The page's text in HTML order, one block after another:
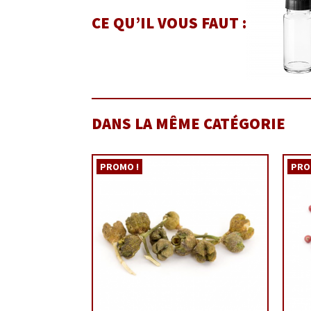
CE QU’IL VOUS FAUT :
DANS LA MÊME CATÉGORIE
PROMO !